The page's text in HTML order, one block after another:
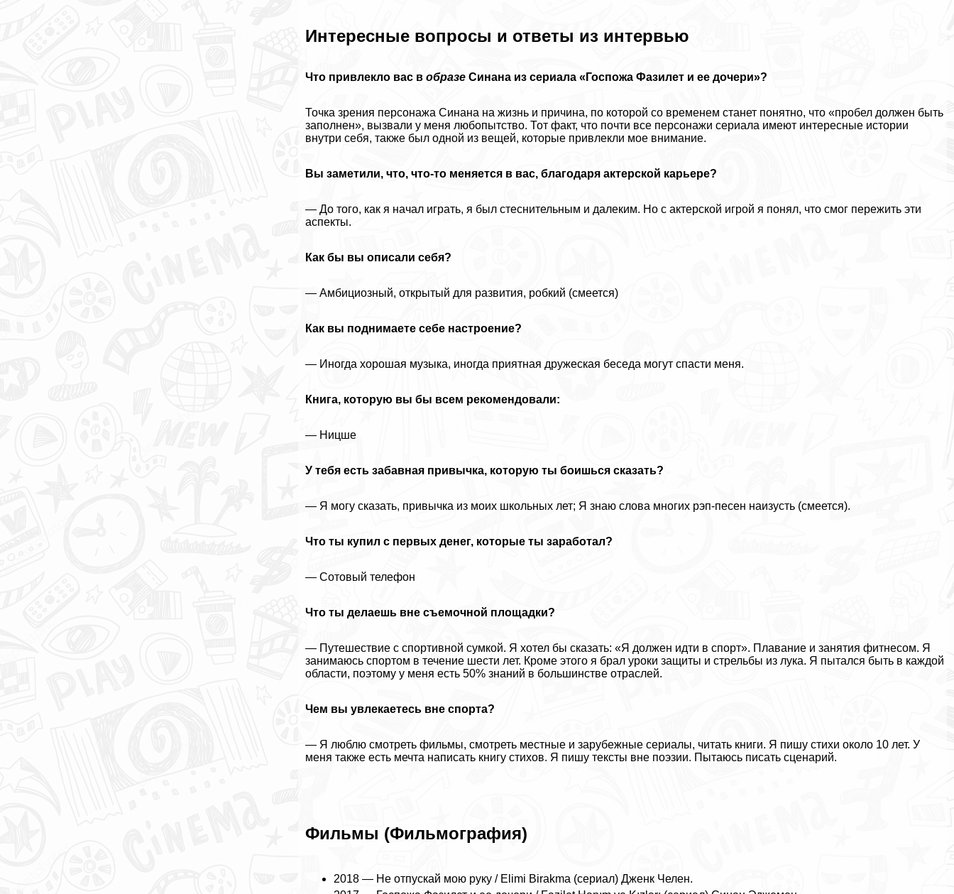
Интересные вопросы и ответы из интервью
Что привлекло вас вобразе Синана из сериала «Госпожа Фазилет и ее дочери»?
Точка зрения персонажа Синана на жизнь и причина, по которой со временем станет понятно, что «пробел должен быть
заполнен», вызвали у меня любопытство. Тот факт, что почти все персонажи сериала имеют интересные истории
внутри себя, также был одной из вещей, которые привлекли мое внимание.
Вы заметили, что, что-то меняется в вас, благодаря актерской карьере?
— До того, как я начал играть, я был стеснительным и далеким. Но с актерской игрой я понял, что смог пережить эти
аспекты.
Как бы вы описали себя?
— Амбициозный, открытый для развития, робкий (смеется)
Как вы поднимаете себе настроение?
— Иногда хорошая музыка, иногда приятная дружеская беседа могут спасти меня.
Книга, которую вы бы всем рекомендовали:
— Ницше
У тебя есть забавная привычка, которую ты боишься сказать?
— Я могу сказать, привычка из моих школьных лет; Я знаю слова многих рэп-песен наизусть (смеется).
Что ты купил с первых денег, которые ты заработал?
— Сотовый телефон
Что ты делаешь вне съемочной площадки?
— Путешествие с спортивной сумкой. Я хотел бы сказать: «Я должен идти в спорт». Плавание и занятия фитнесом. Я
занимаюсь спортом в течение шести лет. Кроме этого я брал уроки защиты и стрельбы из лука. Я пытался быть в каждой
области, поэтому у меня есть 50% знаний в большинстве отраслей.
Чем вы увлекаетесь вне спорта?
— Я люблю смотреть фильмы, смотреть местные и зарубежные сериалы, читать книги. Я пишу стихи около 10 лет. У
меня также есть мечта написать книгу стихов. Я пишу тексты вне поэзии. Пытаюсь писать сценарий.
Фильмы (Фильмография)
2018 — Не отпускай мою руку / Elimi Birakma (сериал) Дженк Челен.